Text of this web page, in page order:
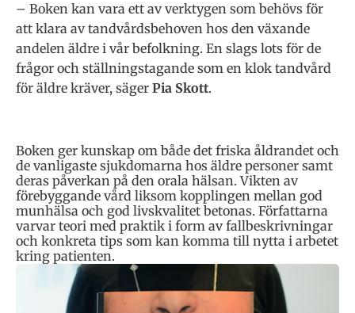
– Boken kan vara ett av verktygen som behövs för
att klara av tandvårdsbehoven hos den växande
andelen äldre i vår befolkning. En slags lots för de
frågor och ställningstagande som en klok tandvård
för äldre kräver, säger Pia Skott.
Boken ger kunskap om både det friska åldrandet och
de vanligaste sjukdomarna hos äldre personer samt
deras påverkan på den orala hälsan. Vikten av
förebyggande vård liksom kopplingen mellan god
munhälsa och god livskvalitet betonas. Författarna
varvar teori med praktik i form av fallbeskrivningar
och konkreta tips som kan komma till nytta i arbetet
kring patienten.